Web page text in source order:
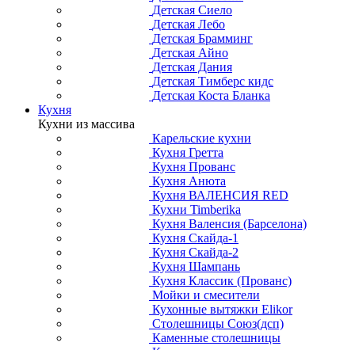
Детская Сиело
Детская Лебо
Детская Брамминг
Детская Айно
Детская Дания
Детская Тимберс кидс
Детская Коста Бланка
Кухня
Кухни из массива
Карельские кухни
Кухня Гретта
Кухня Прованс
Кухня Анюта
Кухня ВАЛЕНСИЯ RED
Кухни Timberika
Кухня Валенсия (Барселона)
Кухня Скайда-1
Кухня Скайда-2
Кухня Шампань
Кухня Классик (Прованс)
Мойки и смесители
Кухонные вытяжки Elikor
Столешницы Союз(дсп)
Каменные столешницы